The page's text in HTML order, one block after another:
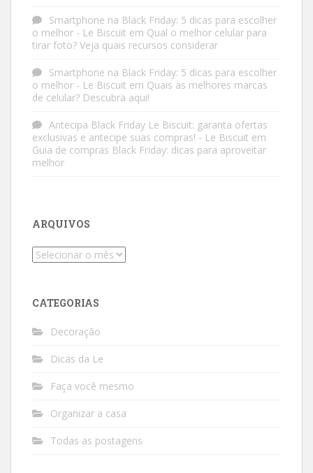
Smartphone na Black Friday: 5 dicas para escolher
o melhor - Le Biscuit em Qual o melhor celular para
tirar foto? Veja quais recursos considerar
Smartphone na Black Friday: 5 dicas para escolher
o melhor - Le Biscuit em Quais as melhores marcas
de celular? Descubra aqui!
Antecipa Black Friday Le Biscuit: garanta ofertas
exclusivas e antecipe suas compras! - Le Biscuit em
Guia de compras Black Friday: dicas para aproveitar
melhor
ARQUIVOS
Arquivos
CATEGORIAS
Decoração
Dicas da Le
Faça você mesmo
Organizar a casa
Todas as postagens